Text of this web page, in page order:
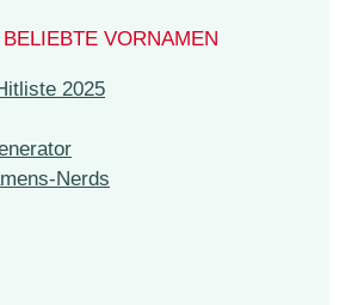
VORNAMEN
2025
Nerds